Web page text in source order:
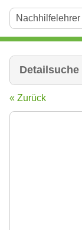
Detailsuche
« Zurück